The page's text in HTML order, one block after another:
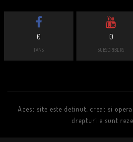
0
FANS
0
SUBSCRIBERS
Acest site este detinut, creat si
drepturile sunt